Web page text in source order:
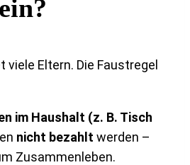
viele Eltern. Die Faustregel
im Haushalt (z. B. Tisch
nicht bezahlt werden –
Zusammenleben.